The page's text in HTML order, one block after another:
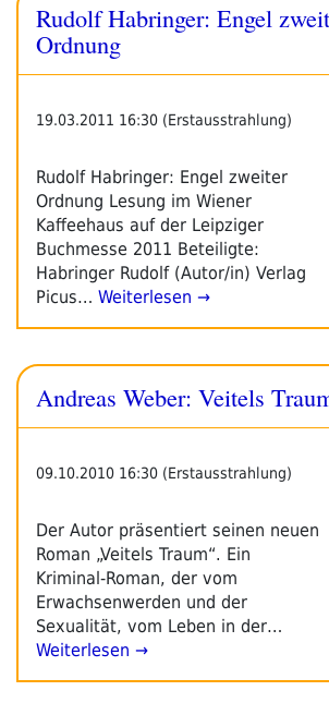
Rudolf Habringer: Engel
Ordnung
19.03.2011 16:30 (Erstausstrahlung)
Rudolf Habringer: Engel zweiter
Ordnung Lesung im Wiener
Kaffeehaus auf der Leipziger
Buchmesse 2011 Beteiligte:
Habringer Rudolf (Autor/in) Verlag
Picus… Weiterlesen →
Andreas Weber: Veitels
09.10.2010 16:30 (Erstausstrahlung)
Der Autor präsentiert seinen neuen
Roman „Veitels Traum“. Ein
Kriminal-Roman, der vom
Erwachsenwerden und der
Sexualität, vom Leben in der…
Weiterlesen →